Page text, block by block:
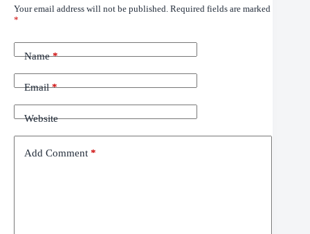
Your email address will not be published. Required fields are marked
*
Name*
Email*
Website
Add Comment *